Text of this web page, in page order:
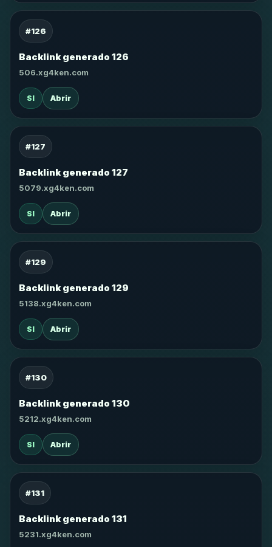
#126
Backlink generado 126
506.xg4ken.com
SI Abrir
#127
Backlink generado 127
5079.xg4ken.com
SI Abrir
#129
Backlink generado 129
5138.xg4ken.com
SI Abrir
#130
Backlink generado 130
5212.xg4ken.com
SI Abrir
#131
Backlink generado 131
5231.xg4ken.com